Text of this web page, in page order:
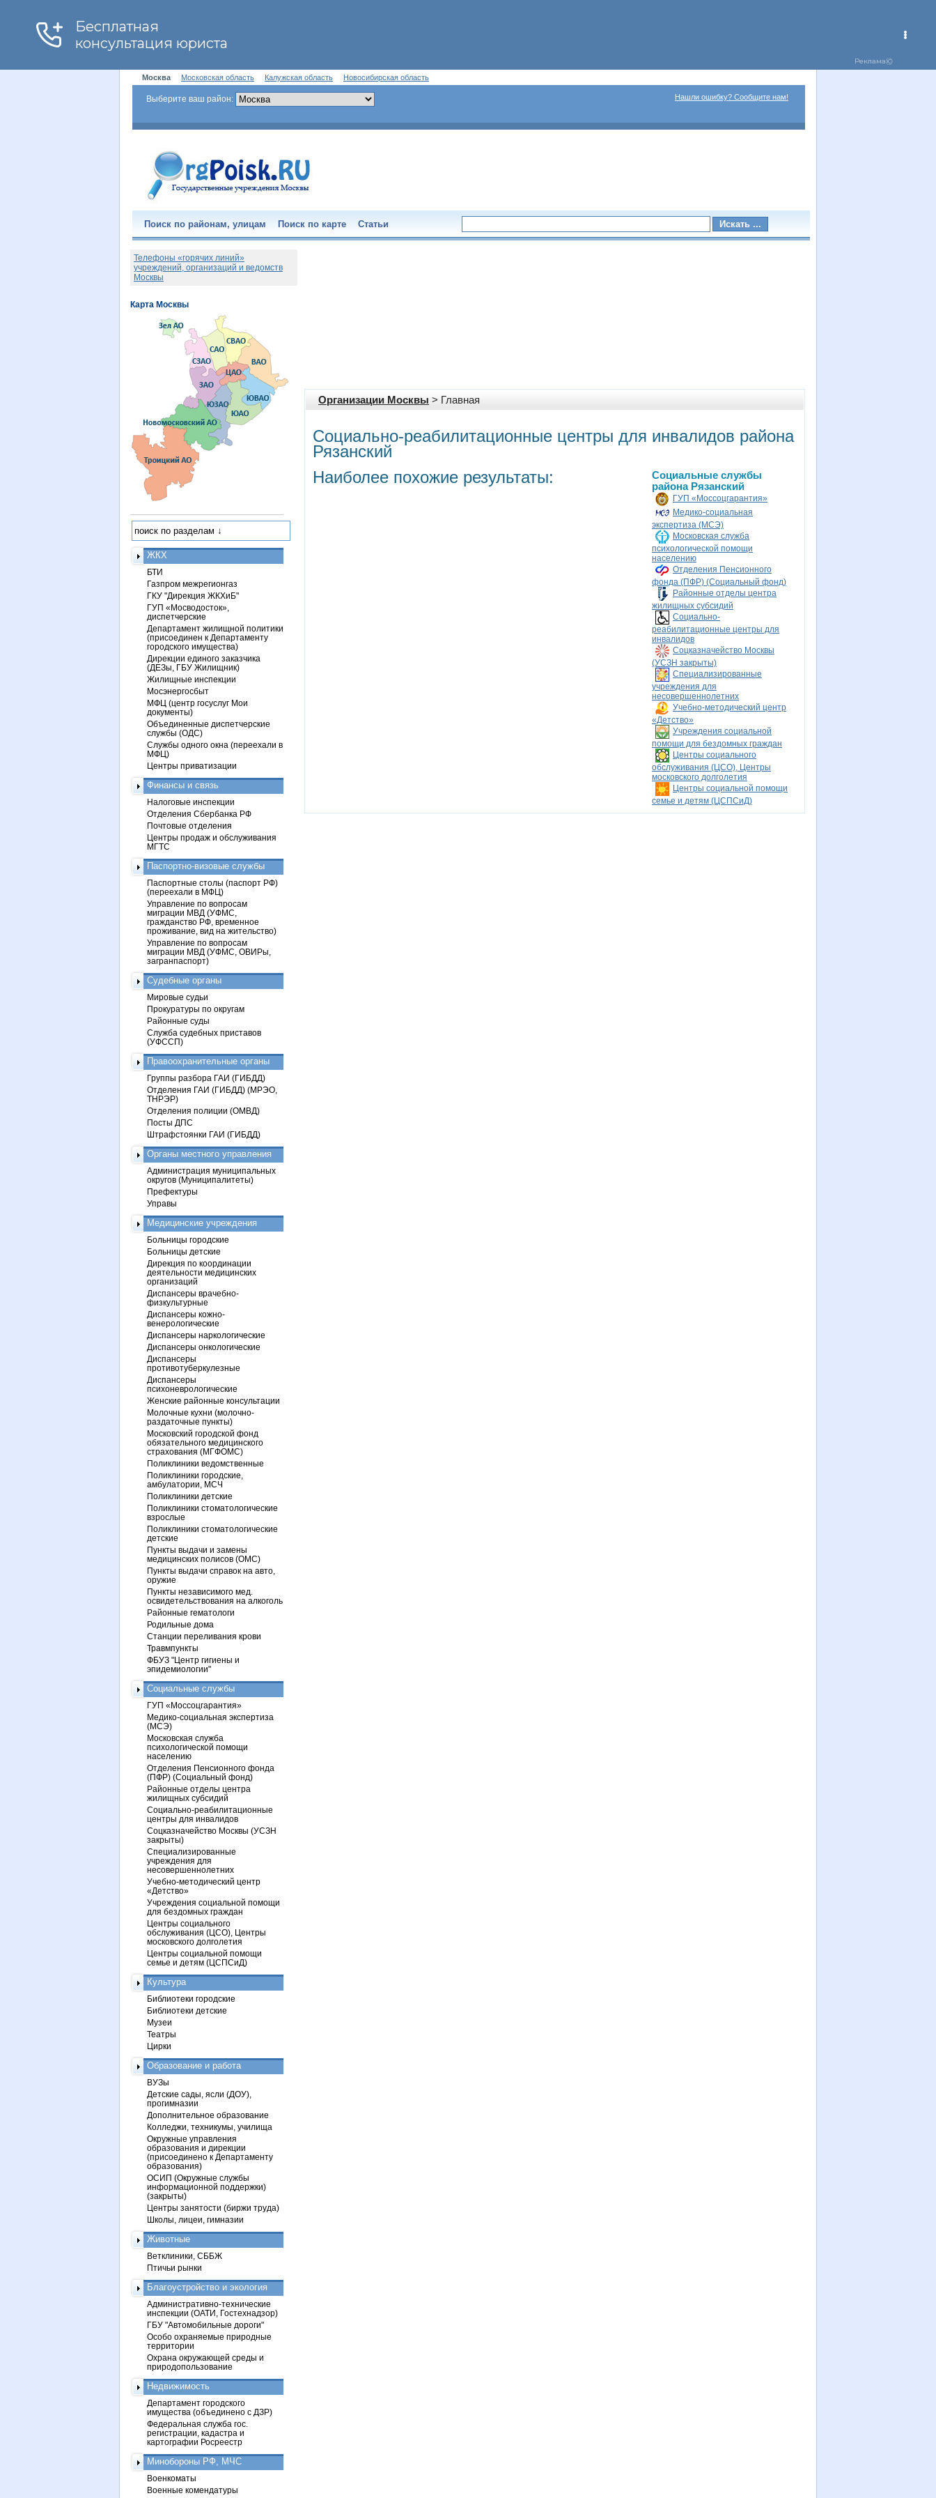
Москва Московская область Калужская область Новосибирская область
Выберите ваш район: Нашли ошибку? Сообщите нам!
Поиск по районам, улицам Поиск по карте Статьи
Организации Москвы > Главная
Социально-реабилитационные центры для инвалидов района
Рязанский
Наиболее похожие результаты:
Социальные службы
района Рязанский
ГУП «Моссоцгарантия»
Медико-социальная
экспертиза (МСЭ)
Московская служба
психологической помощи
населению
Отделения Пенсионного
фонда (ПФР) (Социальный фонд)
Районные отделы центра
жилищных субсидий
Социально-
реабилитационные центры для
инвалидов
Соцказначейство Москвы
(УСЗН закрыты)
Специализированные
учреждения для
несовершеннолетних
Учебно-методический центр
«Детство»
Учреждения социальной
помощи для бездомных граждан
Центры социального
обслуживания (ЦСО), Центры
московского долголетия
Центры социальной помощи
семье и детям (ЦСПСиД)
Телефоны «горячих линий»
учреждений, организаций и ведомств
Москвы
ЖКХ
БТИ
Газпром межрегионгаз
ГКУ "Дирекция ЖКХиБ"
ГУП «Мосводосток»,
диспетчерские
Департамент жилищной политики
(присоединен к Департаменту
городского имущества)
Дирекции единого заказчика
(ДЕЗы, ГБУ Жилищник)
Жилищные инспекции
Мосэнергосбыт
МФЦ (центр госуслуг Мои
документы)
Объединенные диспетчерские
службы (ОДС)
Службы одного окна (переехали в
МФЦ)
Центры приватизации
Финансы и связь
Налоговые инспекции
Отделения Сбербанка РФ
Почтовые отделения
Центры продаж и обслуживания
МГТС
Паспортно-визовые службы
Паспортные столы (паспорт РФ)
(переехали в МФЦ)
Управление по вопросам
миграции МВД (УФМС,
гражданство РФ, временное
проживание, вид на жительство)
Управление по вопросам
миграции МВД (УФМС, ОВИРы,
загранпаспорт)
Судебные органы
Мировые судьи
Прокуратуры по округам
Районные суды
Служба судебных приставов
(УФССП)
Правоохранительные органы
Группы разбора ГАИ (ГИБДД)
Отделения ГАИ (ГИБДД) (МРЭО,
ТНРЭР)
Отделения полиции (ОМВД)
Посты ДПС
Штрафстоянки ГАИ (ГИБДД)
Органы местного управления
Администрация муниципальных
округов (Муниципалитеты)
Префектуры
Управы
Медицинские учреждения
Больницы городские
Больницы детские
Дирекция по координации
деятельности медицинских
организаций
Диспансеры врачебно-
физкультурные
Диспансеры кожно-
венерологические
Диспансеры наркологические
Диспансеры онкологические
Диспансеры
противотуберкулезные
Диспансеры
психоневрологические
Женские районные консультации
Молочные кухни (молочно-
раздаточные пункты)
Московский городской фонд
обязательного медицинского
страхования (МГФОМС)
Поликлиники ведомственные
Поликлиники городские,
амбулатории, МСЧ
Поликлиники детские
Поликлиники стоматологические
взрослые
Поликлиники стоматологические
детские
Пункты выдачи и замены
медицинских полисов (ОМС)
Пункты выдачи справок на авто,
оружие
Пункты независимого мед.
освидетельствования на алкоголь
Районные гематологи
Родильные дома
Станции переливания крови
Травмпункты
ФБУЗ "Центр гигиены и
эпидемиологии"
Социальные службы
ГУП «Моссоцгарантия»
Медико-социальная экспертиза
(МСЭ)
Московская служба
психологической помощи
населению
Отделения Пенсионного фонда
(ПФР) (Социальный фонд)
Районные отделы центра
жилищных субсидий
Социально-реабилитационные
центры для инвалидов
Соцказначейство Москвы (УСЗН
закрыты)
Специализированные
учреждения для
несовершеннолетних
Учебно-методический центр
«Детство»
Учреждения социальной помощи
для бездомных граждан
Центры социального
обслуживания (ЦСО), Центры
московского долголетия
Центры социальной помощи
семье и детям (ЦСПСиД)
Культура
Библиотеки городские
Библиотеки детские
Музеи
Театры
Цирки
Образование и работа
ВУЗы
Детские сады, ясли (ДОУ),
прогимназии
Дополнительное образование
Колледжи, техникумы, училища
Окружные управления
образования и дирекции
(присоединено к Департаменту
образования)
ОСИП (Окружные службы
информационной поддержки)
(закрыты)
Центры занятости (биржи труда)
Школы, лицеи, гимназии
Животные
Ветклиники, СББЖ
Птичьи рынки
Благоустройство и экология
Административно-технические
инспекции (ОАТИ, Гостехнадзор)
ГБУ "Автомобильные дороги"
Особо охраняемые природные
территории
Охрана окружающей среды и
природопользование
Недвижимость
Департамент городского
имущества (объединено с ДЗР)
Федеральная служба гос.
регистрации, кадастра и
картографии Росреестр
Минобороны РФ, МЧС
Военкоматы
Военные комендатуры